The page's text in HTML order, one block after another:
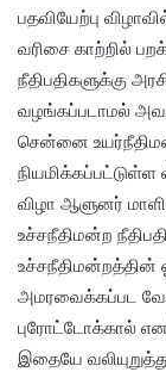
பதவியேற்பு
வரிசை காற்றில்
நீதிபதிகளுக்கு
வழங்கப்படாமல்
சென்னை
விழா ஆளுனர்
உச்சநீதிமன்ற
உச்சநீதிமன்றத்தின்
அமரவைக்கப்பட
புரோட்டோக்கால்
இதையே